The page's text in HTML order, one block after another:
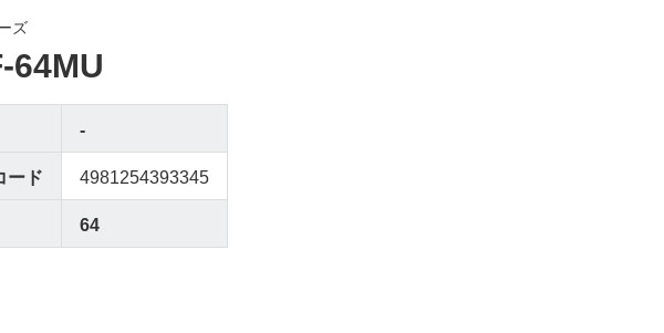
ズ
64MU
-
ード
4981254393345
64